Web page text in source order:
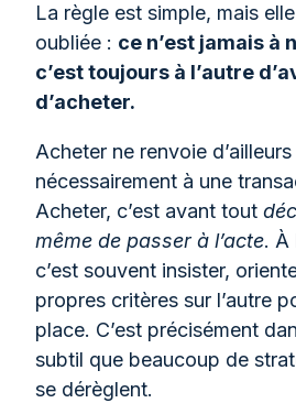
La règle est simple, mais
oubliée : ce n’est jamais à
c’est toujours à l’autre
d’acheter.
Acheter ne renvoie
nécessairement à une
Acheter, c’est avant tout
même de passer à l’acte. À
c’est souvent insister,
propres critères sur l’autre
place. C’est précisément
subtil que beaucoup de
se dérèglent.